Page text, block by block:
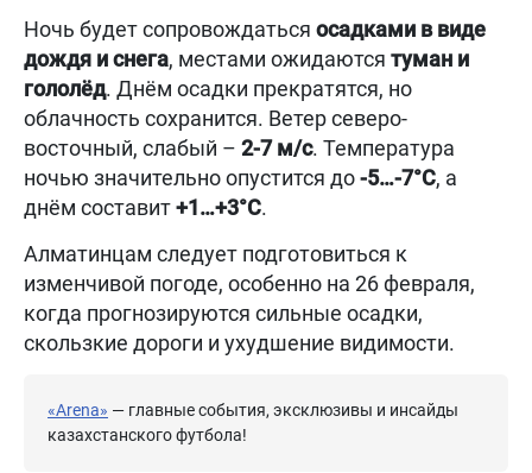
Ночь будет сопровождаться осадками в виде
дождя и снега, местами ожидаются туман и
гололёд. Днём осадки прекратятся, но
облачность сохранится. Ветер северо-
восточный, слабый – 2-7 м/с. Температура
ночью значительно опустится до-5…-7°C, а
днём составит+1…+3°C.
Алматинцам следует подготовиться к
изменчивой погоде, особенно на 26 февраля,
когда прогнозируются сильные осадки,
скользкие дороги и ухудшение видимости.
«Arena» — главные события, эксклюзивы и инсайды
казахстанского футбола!